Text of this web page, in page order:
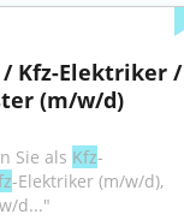
Kfz-Elektriker /
(m/w/d)
Sie als Kfz-
d..."